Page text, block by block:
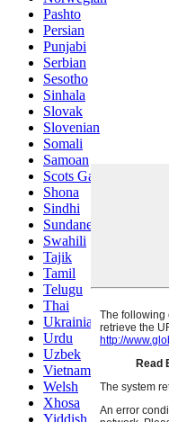
Pashto
Persian
Punjabi
Serbian
Sesotho
Sinhala
Slovak
Slovenian
Somali
Samoan
Scots Gaelic
Shona
Sindhi
Sundanese
Swahili
Tajik
Tamil
Telugu
Thai
Ukrainian
Urdu
Uzbek
Vietnamese
Welsh
Xhosa
Yiddish